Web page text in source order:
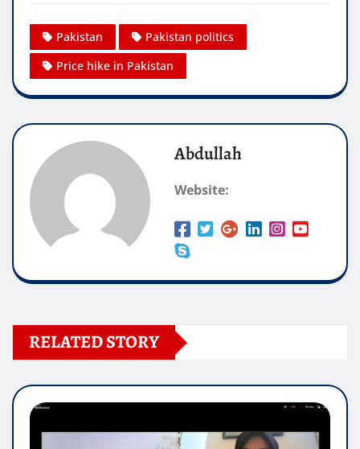
Pakistan
Pakistan politics
Price hike in Pakistan
Abdullah
Website:
RELATED STORY